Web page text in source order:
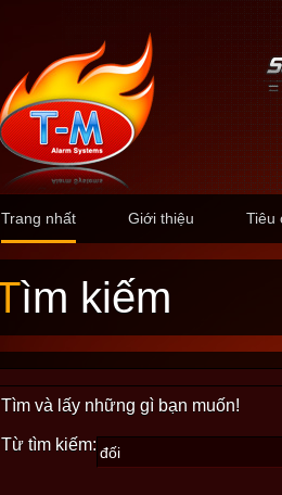
Trang nhất Giới thiệu Tiêu
Tìm kiếm
Tìm và lấy những gì bạn muốn!
Từ tìm kiếm: